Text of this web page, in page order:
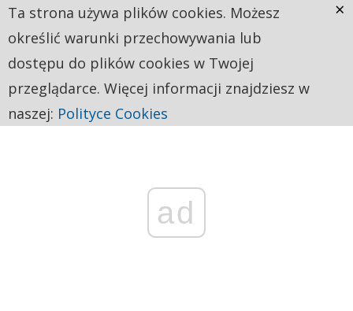
ad
Ta strona używa plików cookies. Możesz
określić warunki przechowywania lub
dostępu do plików cookies w Twojej
przeglądarce. Więcej informacji znajdziesz w
naszej: Polityce Cookies
×